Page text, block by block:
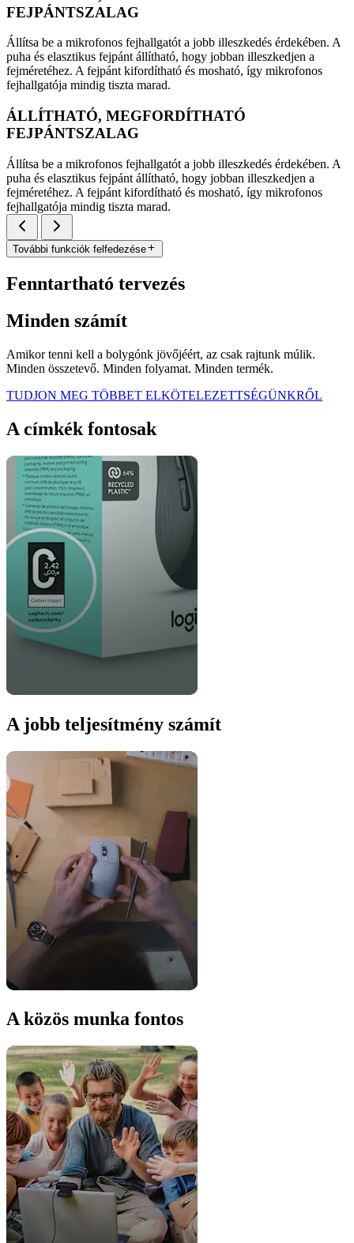
FEJPÁNTSZALAG
Állítsa be a mikrofonos fejhallgatót a jobb illeszkedés érdekében. A
puha és elasztikus fejpánt állítható, hogy jobban illeszkedjen a
fejméretéhez. A fejpánt kifordítható és mosható, így mikrofonos
fejhallgatója mindig tiszta marad.
ÁLLÍTHATÓ, MEGFORDÍTHATÓ
FEJPÁNTSZALAG
Állítsa be a mikrofonos fejhallgatót a jobb illeszkedés érdekében. A
puha és elasztikus fejpánt állítható, hogy jobban illeszkedjen a
fejméretéhez. A fejpánt kifordítható és mosható, így mikrofonos
fejhallgatója mindig tiszta marad.
További funkciók felfedezése
Fenntartható tervezés
Minden számít
Amikor tenni kell a bolygónk jövőjéért, az csak rajtunk múlik.
Minden összetevő. Minden folyamat. Minden termék.
TUDJON MEG TÖBBET ELKÖTELEZETTSÉGÜNKRŐL
A címkék fontosak
A jobb teljesítmény számít
A közös munka fontos